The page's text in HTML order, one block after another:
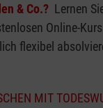
& Co.? Lernen
Online-
flexibel
MIT